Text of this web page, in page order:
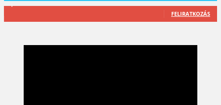
2,589 Feliratkozó
FELIRATKOZÁS